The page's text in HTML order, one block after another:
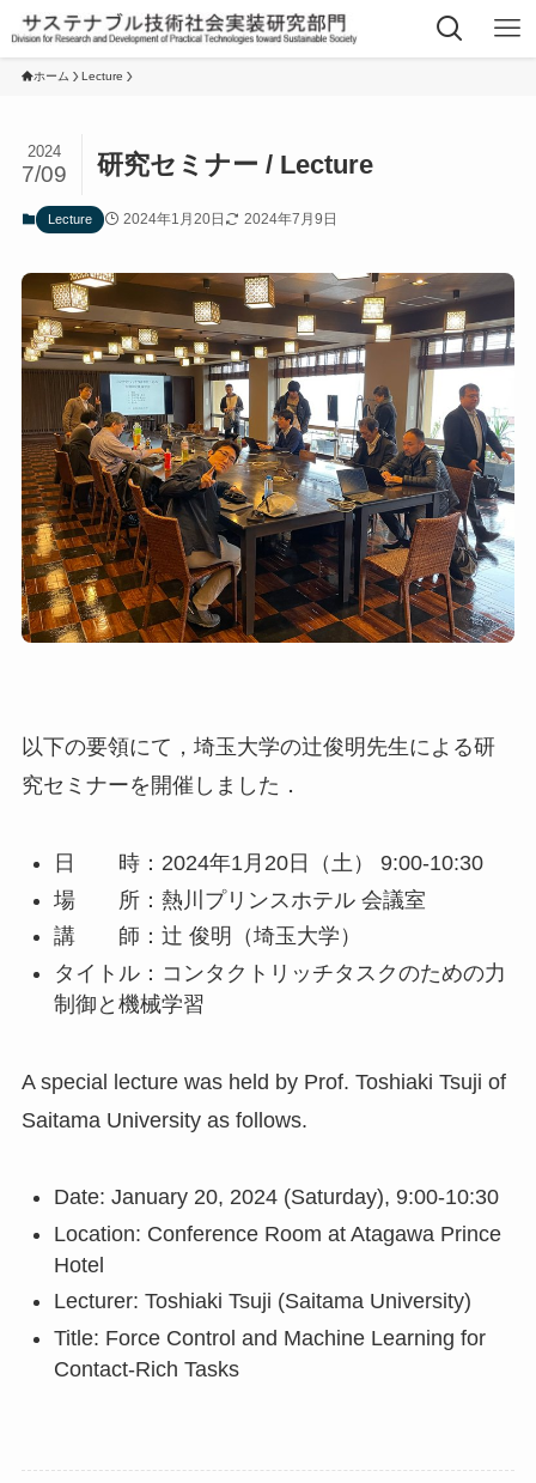
ホーム Lecture
研究セミナー / Lecture
2024
7/09
Lecture 2024年1月20日 2024年7月9日
以下の要領にて，埼玉大学の辻俊明先生による研
究セミナーを開催しました．
日 時：2024年1月20日（土） 9:00-10:30
場 所：熱川プリンスホテル 会議室
講 師：辻 俊明（埼玉大学）
タイトル：コンタクトリッチタスクのための力
制御と機械学習
A special lecture was held by Prof. Toshiaki Tsuji of
Saitama University as follows.
Date: January 20, 2024 (Saturday), 9:00-10:30
Location: Conference Room at Atagawa Prince
Hotel
Lecturer: Toshiaki Tsuji (Saitama University)
Title: Force Control and Machine Learning for
Contact-Rich Tasks